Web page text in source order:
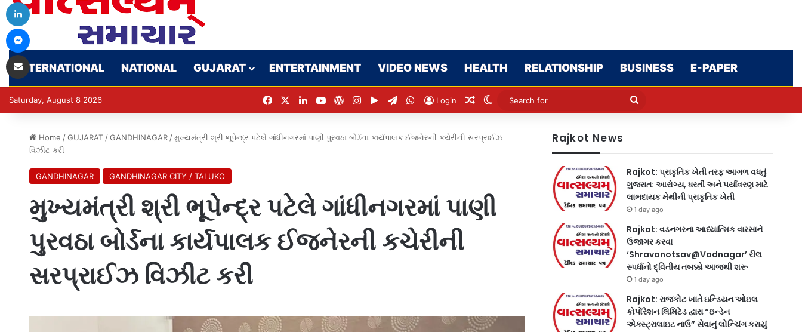
INTERNATIONAL NATIONAL GUJARAT ENTERTAINMENT VIDEO NEWS HEALTH RELATIONSHIP BUSINESS E-PAPER
Saturday, August 8 2026 FacebookLinkedInYouTubeWordPress
Instagram
Google Play
Telegram
WhatsApp
Login Random Article
Switch skin
Search
Home / GUJARAT / GANDHINAGAR / મુખ્યમંત્રી શ્રી ભૂપેન્દ્ર પટેલે ગાંધીનગરમાં પાણી પુરવઠા બોર્ડના કાર્યપાલક ઈજનેરની કચેરીની સરપ્રાઈઝ
વિઝીટ કરી
GANDHINAGAR GANDHINAGAR CITY / TALUKO
મુખ્યમંત્રી શ્રી ભૂપેન્દ્ર પટેલે ગાંધીનગરમાં પાણી
પુરવઠા બોર્ડના કાર્યપાલક ઈજનેરની કચેરીની
સરપ્રાઈઝ વિઝીટ કરી
Rajkot News
Rajkot: પ્રાકૃતિક ખેતી તરફ આગળ વધતું
ગુજરાત: આરોગ્ય, ધરતી અને પર્યાવરણ માટે
લાભદાયક મેથીની પ્રાકૃતિક ખેતી
1 day ago
Rajkot: વડનગરના આધ્યાત્મિક વારસાને
ઉજાગર કરવા
‘Shravanotsav@Vadnagar’ રીલ
સ્પર્ધાનો દ્વિતીય તબક્કો આજથી શરૂ
1 day ago
Rajkot: રાજકોટ ખાતે ઇન્ડિયન ઓઇલ
કોર્પોરેશન લિમિટેડ દ્વારા “ઇન્ડેન
એક્સ્ટ્રાલાઇટ નાઉ” સેવાનું લોન્ચિંગ કરાયું